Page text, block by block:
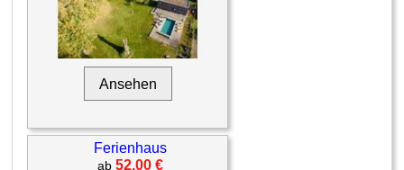
Ansehen
Ferienhaus
ab 52,00 €